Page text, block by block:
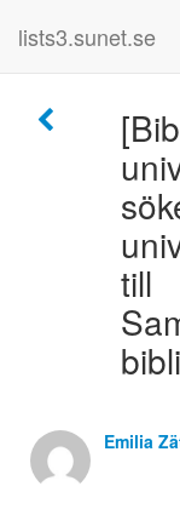
lists3.sunet.se
till
Emilia